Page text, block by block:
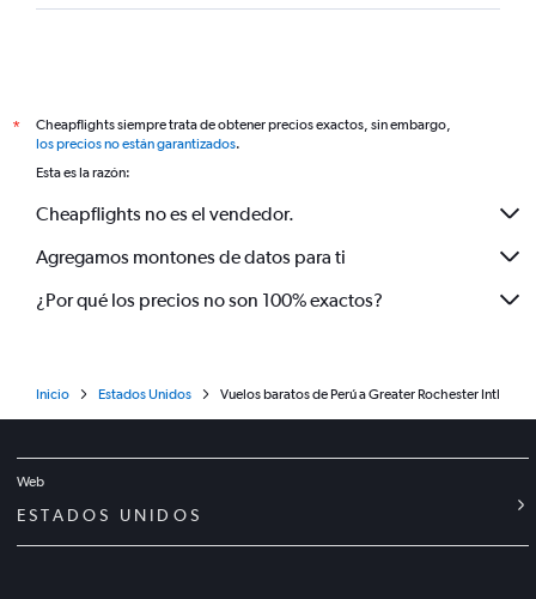
*
Cheapflights siempre trata de obtener precios exactos, sin embargo,
los precios no están garantizados.
Esta es la razón:
Cheapflights no es el vendedor.
Agregamos montones de datos para ti
¿Por qué los precios no son 100% exactos?
Inicio Estados Unidos Vuelos baratos de Perú a Greater Rochester Intl
Web
ESTADOS UNIDOS